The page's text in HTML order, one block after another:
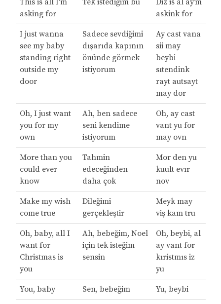
This is all I'm
asking for
Tek istediğim bu
Diz is al ay’m
askink for
I just wanna
see my baby
standing right
outside my
door
Sadece sevdiğimi
dışarıda kapının
önünde görmek
istiyorum
Ay cast vana
sii may
beybi
sıtendink
rayt autsayt
may dor
Oh, I just want
you for my
own
Ah, ben sadece
seni kendime
istiyorum
Oh, ay cast
vant yu for
may ovn
More than you
could ever
know
Tahmin
edeceğinden
daha çok
Mor den yu
kuult evır
nov
Make my wish
come true
Dileğimi
gerçekleştir
Meyk may
viş kam tru
Oh, baby, all I
want for
Christmas is
you
Ah, bebeğim, Noel
için tek isteğim
sensin
Oh, beybi, al
ay vant for
kıristmıs iz
yu
You, baby Sen, bebeğim Yu, beybi